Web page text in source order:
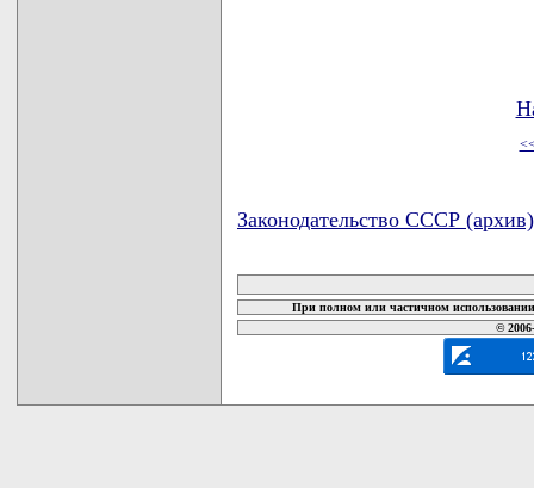
Законодательство СССР (архив)
При полном или частичном
©